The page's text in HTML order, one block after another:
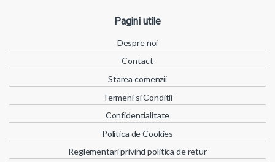
Pagini utile
Despre noi
Contact
Starea comenzii
Termeni si Conditii
Confidentialitate
Politica de Cookies
Reglementari privind politica de retur